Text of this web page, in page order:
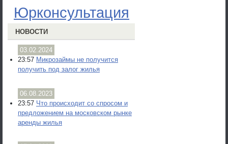
Юрконсультация
НОВОСТИ
03.02.2024
23:57 Микрозаймы не получится
получить под залог жилья
06.08.2023
23:57 Что происходит со спросом и
предложением на московском рынке
аренды жилья